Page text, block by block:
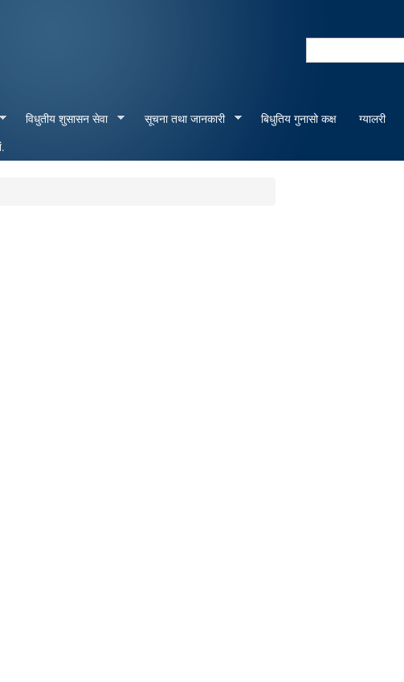
Search
विधुतीय शुसासन सेवा सूचना तथा जानकारी बिधुतिय गुनासो कक्ष ग्यालरी